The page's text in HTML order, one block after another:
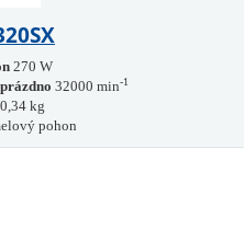
270 W
32000 min-1
0,34 kg
pohon